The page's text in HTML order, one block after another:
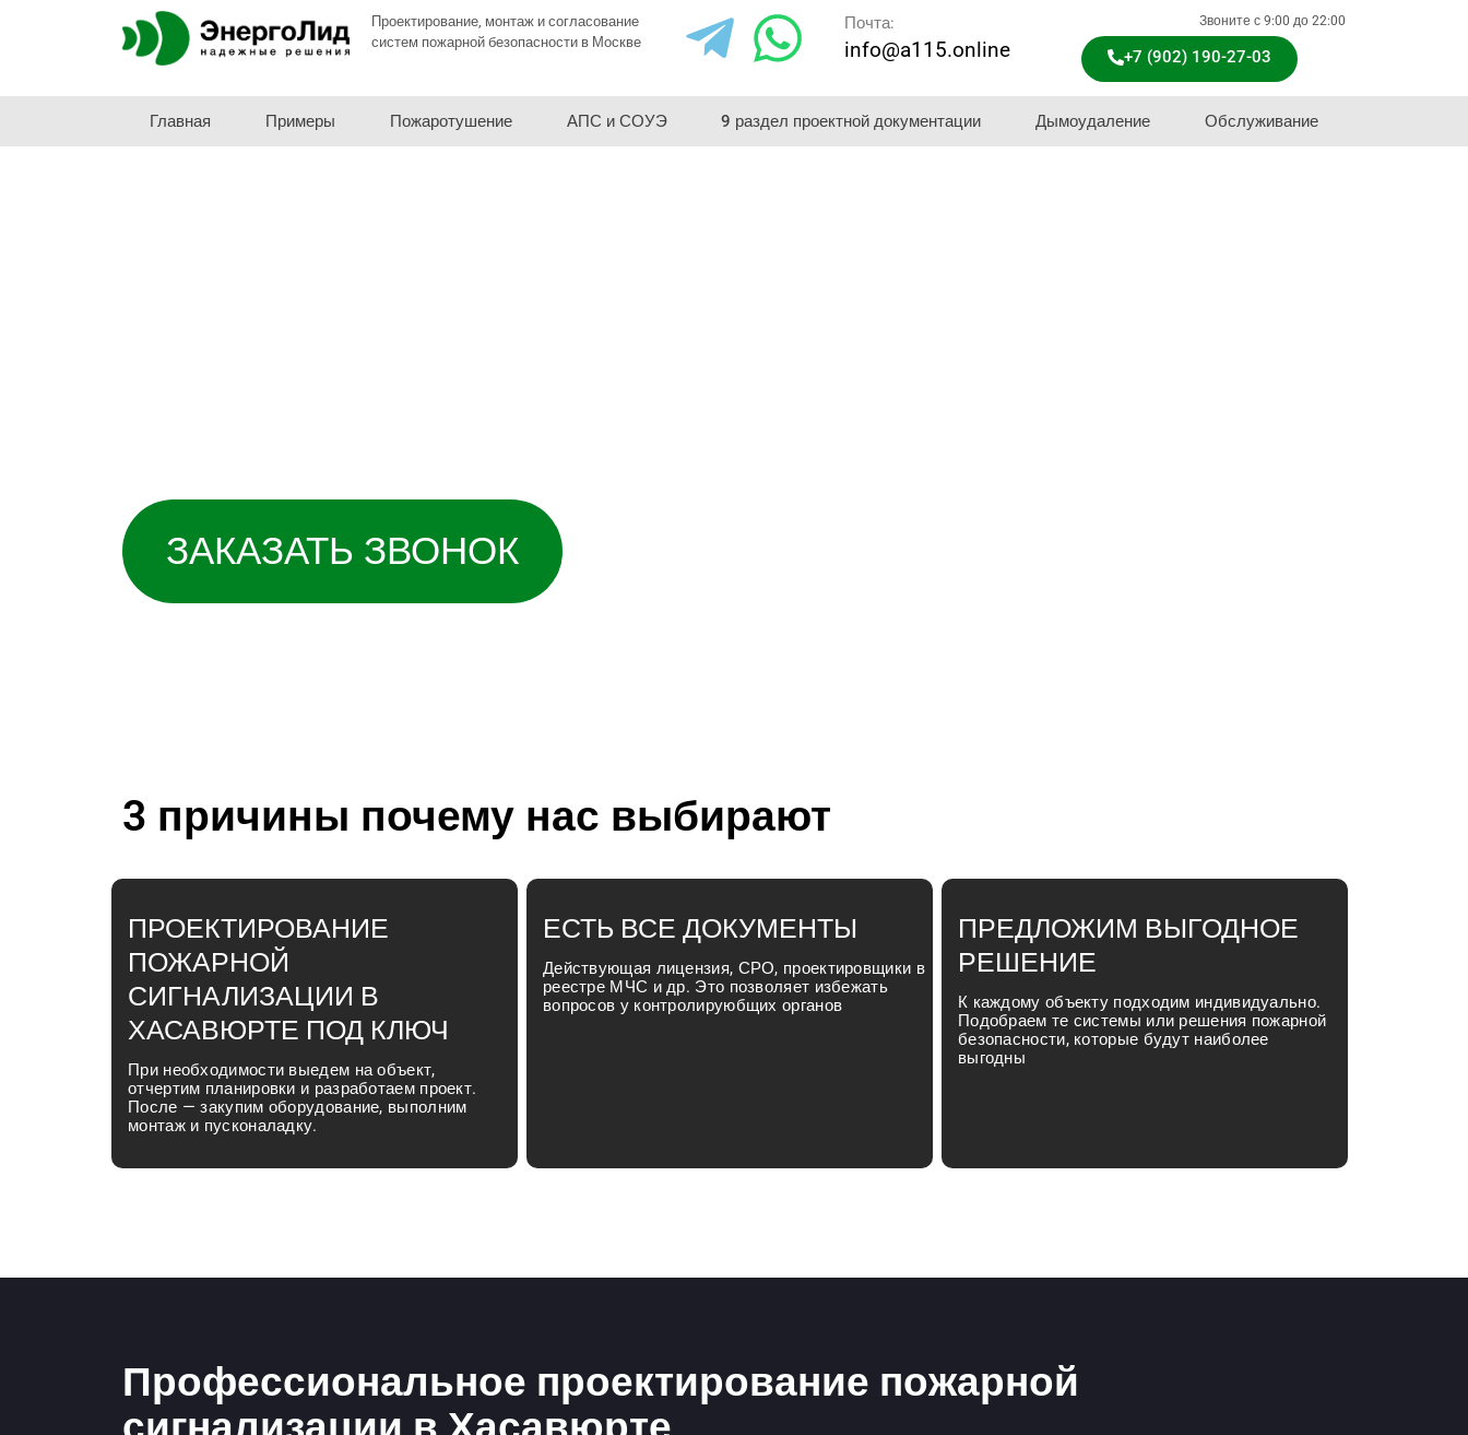
Проектирование, монтаж и согласование
систем пожарной безопасности в Москве
Почта:
info@a115.online
Звоните с 9:00 до 22:00
+7 (902) 190-27-03
Главная Примеры Пожаротушение АПС и СОУЭ 9 раздел проектной документации Дымоудаление Обслуживание
ЗАКАЗАТЬ ЗВОНОК
3 причины почему нас выбирают
ПРОЕКТИРОВАНИЕ
ПОЖАРНОЙ
СИГНАЛИЗАЦИИ В
ХАСАВЮРТЕ ПОД КЛЮЧ
При необходимости выедем на объект,
отчертим планировки и разработаем проект.
После — закупим оборудование, выполним
монтаж и пусконаладку.
ЕСТЬ ВСЕ ДОКУМЕНТЫ
Действующая лицензия, СРО, проектировщики в
реестре МЧС и др. Это позволяет избежать
вопросов у контролируюбщих органов
ПРЕДЛОЖИМ ВЫГОДНОЕ
РЕШЕНИЕ
К каждому объекту подходим индивидуально.
Подобраем те системы или решения пожарной
безопасности, которые будут наиболее
выгодны
Профессиональное проектирование пожарной